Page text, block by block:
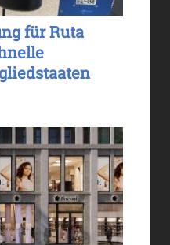
für Ruta